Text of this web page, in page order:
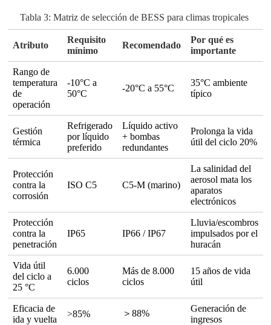
Tabla 3: Matriz de selección de BESS para climas tropicales
Atributo
Requisito
mínimo
Recomendado
Por qué es
importante
Rango de
temperatura
de
operación
-10°C a
50°C
-20°C a 55°C
35°C ambiente
típico
Gestión
térmica
Refrigerado
por líquido
preferido
Líquido activo
+ bombas
redundantes
Prolonga la vida
útil del ciclo 20%
Protección
contra la
corrosión
ISO C5 C5-M (marino)
La salinidad del
aerosol mata los
aparatos
electrónicos
Protección
contra la
penetración
IP65 IP66 / IP67
Lluvia/escombros
impulsados por el
huracán
Vida útil
del ciclo a
25 °C
6.000
ciclos
Más de 8.000
ciclos
15 años de vida
útil
Eficacia de
ida y vuelta
>85% ＞88%
Generación de
ingresos